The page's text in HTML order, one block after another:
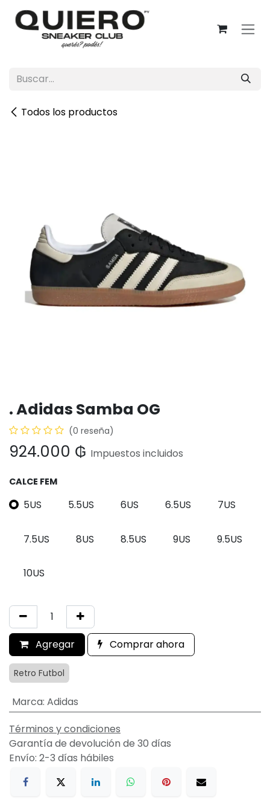
Ir al contenido
Todos los productos
. Adidas Samba OG
(0 reseña)
924.000 ₲ Impuestos incluidos
CALCE FEM
5US 5.5US 6US 6.5US 7US
7.5US 8US 8.5US 9US 9.5US
10US
Agregar Comprar ahora
Retro Futbol
Marca: Adidas
Términos y condiciones
Garantía de devolución de 30 días
Envío: 2-3 días hábiles